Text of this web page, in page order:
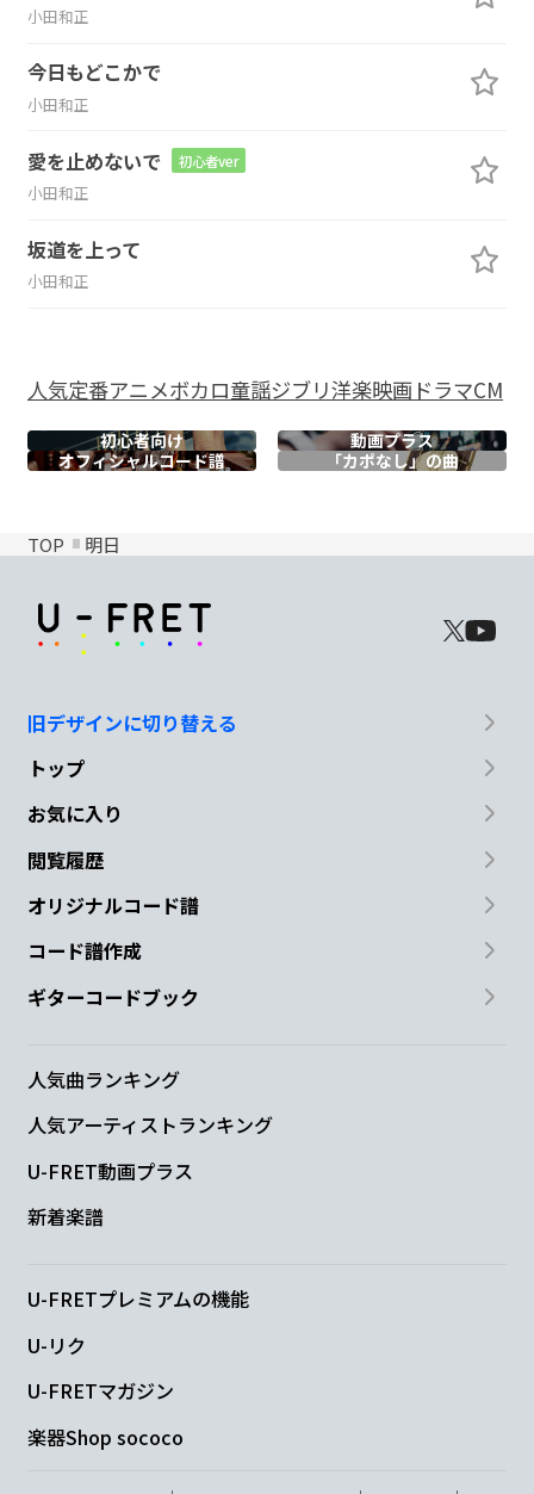
小田和正
今日もどこかで
小田和正
愛を止めないで 初心者ver
小田和正
坂道を上って
小田和正
人気定番アニメボカロ童謡ジブリ洋楽映画ドラマCM
初心者向け
動画プラス
オフィシャルコード譜 「カポなし」の曲
TOP 明日
旧デザインに切り替える
トップ
お気に入り
閲覧履歴
オリジナルコード譜
コード譜作成
ギターコードブック
人気曲ランキング
人気アーティストランキング
U-FRET動画プラス
新着楽譜
U-FRETプレミアムの機能
U-リク
U-FRETマガジン
楽器Shop sococo